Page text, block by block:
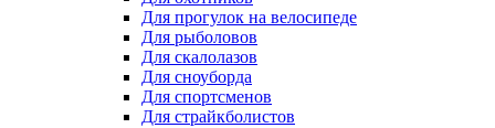
Для прогулок на велосипеде
Для рыболовов
Для скалолазов
Для сноуборда
Для спортсменов
Для страйкболистов